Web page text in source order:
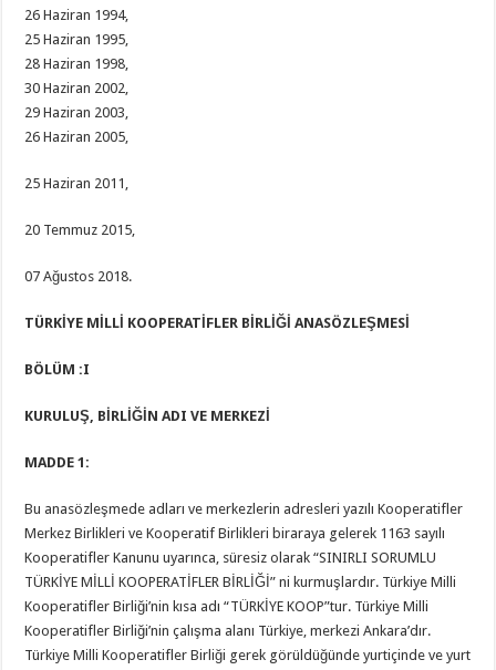
26 Haziran 1994,
25 Haziran 1995,
28 Haziran 1998,
30 Haziran 2002,
29 Haziran 2003,
26 Haziran 2005,
25 Haziran 2011,
20 Temmuz 2015,
07 Ağustos 2018.
TÜRKİYE MİLLİ KOOPERATİFLER BİRLİĞİ ANASÖZLEŞMESİ
BÖLÜM :I
KURULUŞ, BİRLİĞİN ADI VE MERKEZİ
MADDE 1:
Bu anasözleşmede adları ve merkezlerin adresleri yazılı Kooperatifler
Merkez Birlikleri ve Kooperatif Birlikleri biraraya gelerek 1163 sayılı
Kooperatifler Kanunu uyarınca, süresiz olarak “SINIRLI SORUMLU
TÜRKİYE MİLLİ KOOPERATİFLER BİRLİĞİ” ni kurmuşlardır. Türkiye Milli
Kooperatifler Birliği’nin kısa adı “TÜRKİYE KOOP”tur. Türkiye Milli
Kooperatifler Birliği’nin çalışma alanı Türkiye, merkezi Ankara’dır.
Türkiye Milli Kooperatifler Birliği gerek görüldüğünde yurtiçinde ve yurt